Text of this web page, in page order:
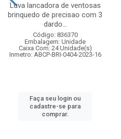
Luva lancadora de ventosas
brinquedo de precisao com 3
dardo...
Código: 836370
Embalagem: Unidade
Caixa Com: 24 Unidade(s)
Inmetro: ABCP-BRI-0404-2023-16
Faça seu login ou
cadastre-se para
comprar.